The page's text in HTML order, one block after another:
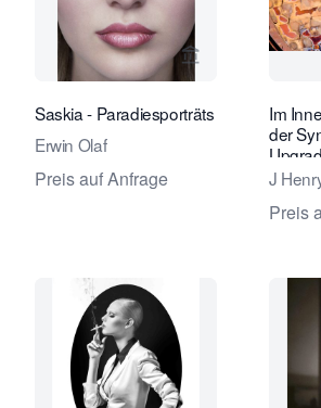
Verkaeuferseite
Saskia - Paradiesporträts
Erwin Olaf
Preis auf Anfrage
Im
der
J
Preis